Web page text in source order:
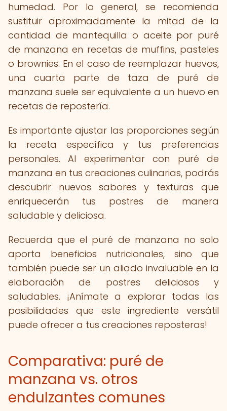
humedad. Por lo general, se recomienda
sustituir aproximadamente la mitad de la
cantidad de mantequilla o aceite por puré
de manzana en recetas de muffins, pasteles
o brownies. En el caso de reemplazar huevos,
una cuarta parte de taza de puré de
manzana suele ser equivalente a un huevo en
recetas de repostería.
Es importante ajustar las proporciones según
la receta específica y tus preferencias
personales. Al experimentar con puré de
manzana en tus creaciones culinarias, podrás
descubrir nuevos sabores y texturas que
enriquecerán tus postres de manera
saludable y deliciosa.
Recuerda que el puré de manzana no solo
aporta beneficios nutricionales, sino que
también puede ser un aliado invaluable en la
elaboración de postres deliciosos y
saludables. ¡Anímate a explorar todas las
posibilidades que este ingrediente versátil
puede ofrecer a tus creaciones reposteras!
Comparativa: puré de
manzana vs. otros
endulzantes comunes